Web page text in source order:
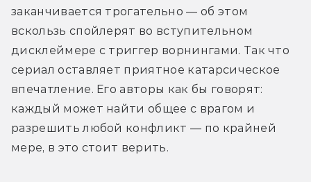
заканчивается трогательно — об этом
вскользь спойлерят во вступительном
дисклеймере с триггер ворнингами. Так что
сериал оставляет приятное катарсическое
впечатление. Его авторы как бы говорят:
каждый может найти общее с врагом и
разрешить любой конфликт — по крайней
мере, в это стоит верить.